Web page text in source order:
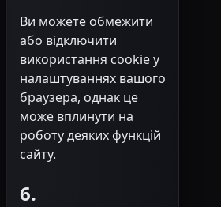
Ви можете обмежити
або відключити
використання cookie у
налаштуваннях вашого
браузера, однак це
може вплинути на
роботу деяких функцій
сайту.
6.